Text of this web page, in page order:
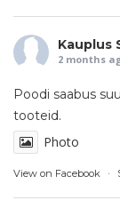
Kauplus
2 months
Poodi saabus
tooteid.
Photo
View on Facebook ·